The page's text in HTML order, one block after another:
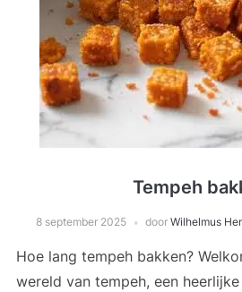
Tempeh
8 september 2025 door Wilhelmus
Hoe lang tempeh bakken?
wereld van tempeh, een